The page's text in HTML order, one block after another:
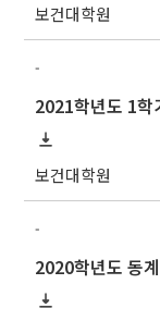
보건대학원
-
보건대학원
-